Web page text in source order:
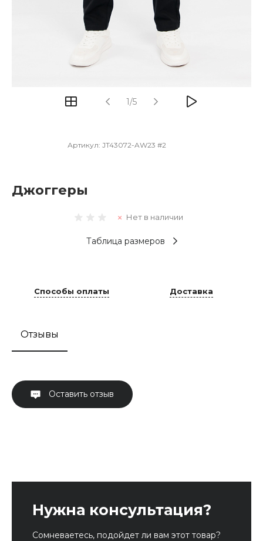
1/5
Артикул: JT43072-AW23 #2
Джоггеры
Нет в наличии
Таблица размеров
Способы оплаты Доставка
Отзывы
Оставить отзыв
Нужна консультация?
Сомневаетесь, подойдет ли вам этот товар?